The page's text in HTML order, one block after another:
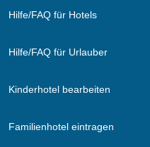
Hilfe/FAQ für Hotels
Hilfe/FAQ für Urlauber
Kinderhotel bearbeiten
Familienhotel eintragen